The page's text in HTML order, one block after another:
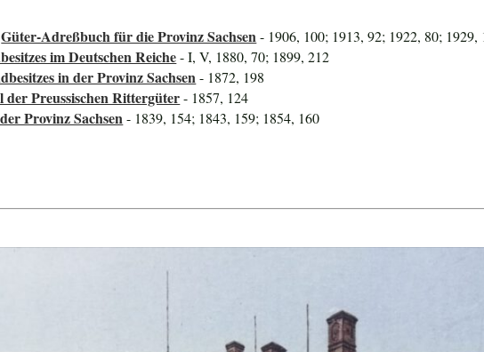
Güter-Adreßbuch für die Provinz Sachsen- 1906, 100; 1913, 92; 1922, 80; 1929,
im Deutschen Reiche- I, V, 1880, 70; 1899, 212
in der Provinz Sachsen- 1872, 198
Preussischen Rittergüter- 1857, 124
Provinz Sachsen- 1839, 154; 1843, 159; 1854, 160